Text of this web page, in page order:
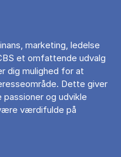
marketing, ledelse
et omfattende udvalg
dig mulighed for at
Dette giver
og udvikle
værdifulde på